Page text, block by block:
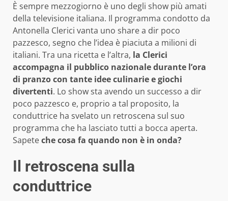
È sempre mezzogiorno è uno degli show più amati
della televisione italiana. Il programma condotto da
Antonella Clerici vanta uno share a dir poco
pazzesco, segno che l’idea è piaciuta a milioni di
italiani. Tra una ricetta e l’altra, la Clerici
accompagna il pubblico nazionale durante l’ora
di pranzo con tante idee culinarie e giochi
divertenti. Lo show sta avendo un successo a dir
poco pazzesco e, proprio a tal proposito, la
conduttrice ha svelato un retroscena sul suo
programma che ha lasciato tutti a bocca aperta.
Sapeteche cosa fa quando non è in onda?
Il retroscena sulla
conduttrice